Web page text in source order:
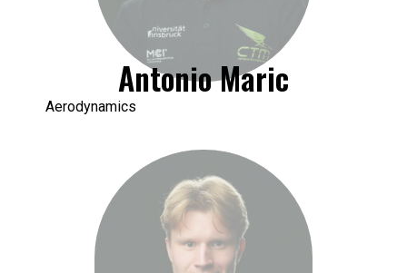
Antonio Maric
Aerodynamics